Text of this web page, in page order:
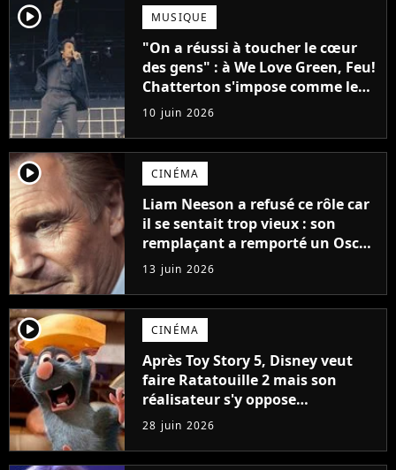
player2 MUSIQUE
"On a réussi à toucher le cœur
des gens" : à We Love Green, Feu!
Chatterton s'impose comme le
groupe rock français de sa
génération
10 juin 2026
player2 CINÉMA
Liam Neeson a refusé ce rôle car
il se sentait trop vieux : son
remplaçant a remporté un Oscar
et est considéré comme le plus
grand acteur de tous les temps
13 juin 2026
player2 CINÉMA
Après Toy Story 5, Disney veut
faire Ratatouille 2 mais son
réalisateur s'y oppose
fermement
28 juin 2026